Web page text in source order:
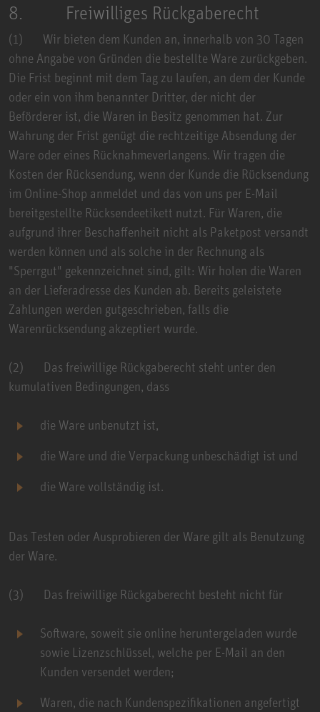
8. Freiwilliges Rückgaberecht
(1) Wir bieten dem Kunden an, innerhalb von 30 Tagen
ohne Angabe von Gründen die bestellte Ware zurückgeben.
Die Frist beginnt mit dem Tag zu laufen, an dem der Kunde
oder ein von ihm benannter Dritter, der nicht der
Beförderer ist, die Waren in Besitz genommen hat. Zur
Wahrung der Frist genügt die rechtzeitige Absendung der
Ware oder eines Rücknahmeverlangens. Wir tragen die
Kosten der Rücksendung, wenn der Kunde die Rücksendung
im Online-Shop anmeldet und das von uns per E-Mail
bereitgestellte Rücksendeetikett nutzt. Für Waren, die
aufgrund ihrer Beschaffenheit nicht als Paketpost versandt
werden können und als solche in der Rechnung als
"Sperrgut" gekennzeichnet sind, gilt: Wir holen die Waren
an der Lieferadresse des Kunden ab. Bereits geleistete
Zahlungen werden gutgeschrieben, falls die
Warenrücksendung akzeptiert wurde.
(2) Das freiwillige Rückgaberecht steht unter den
kumulativen Bedingungen, dass
die Ware unbenutzt ist,
die Ware und die Verpackung unbeschädigt ist und
die Ware vollständig ist.
Das Testen oder Ausprobieren der Ware gilt als Benutzung
der Ware.
(3) Das freiwillige Rückgaberecht besteht nicht für
Software, soweit sie online heruntergeladen wurde
sowie Lizenzschlüssel, welche per E-Mail an den
Kunden versendet werden;
Waren, die nach Kundenspezifikationen angefertigt